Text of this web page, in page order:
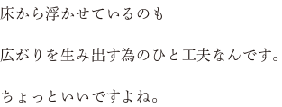
床から浮かせているのも
広がりを生み出す為のひと工夫なんです。
ちょっといいですよね。